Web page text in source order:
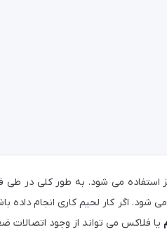
استفاده می شود. به طور کلی در طی
می شود. اگر کار لحیم کاری انجام
یا فلاکس می تواند از وجود اتصالات